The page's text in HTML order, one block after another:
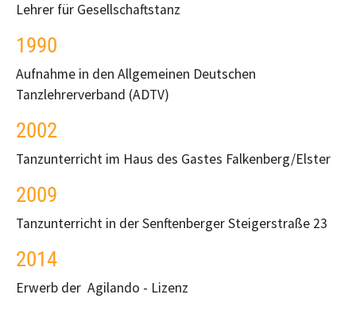
Lehrer für Gesellschaftstanz
1990
Aufnahme in den Allgemeinen Deutschen
Tanzlehrerverband (ADTV)
2002
Tanzunterricht im Haus des Gastes Falkenberg/Elster
2009
Tanzunterricht in der Senftenberger Steigerstraße 23
2014
Erwerb der Agilando - Lizenz